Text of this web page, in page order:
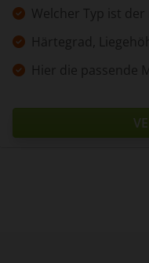
Welcher Typ ist
Härtegrad,
Hier die passende